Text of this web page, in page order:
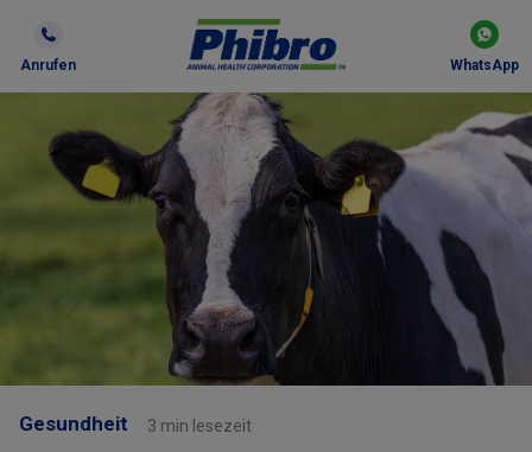
Anrufen WhatsApp
Gesundheit 3 min lesezeit